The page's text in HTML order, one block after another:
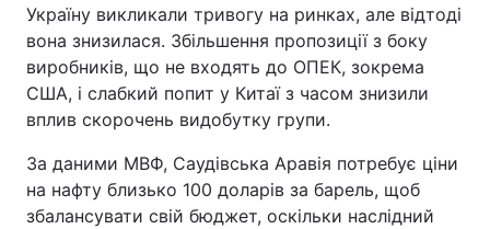
Україну викликали тривогу на ринках, але відтоді
вона знизилася. Збільшення пропозиції з боку
виробників, що не входять до ОПЕК, зокрема
США, і слабкий попит у Китаї з часом знизили
вплив скорочень видобутку групи.
За даними МВФ, Саудівська Аравія потребує ціни
на нафту близько 100 доларів за барель, щоб
збалансувати свій бюджет, оскільки наслідний